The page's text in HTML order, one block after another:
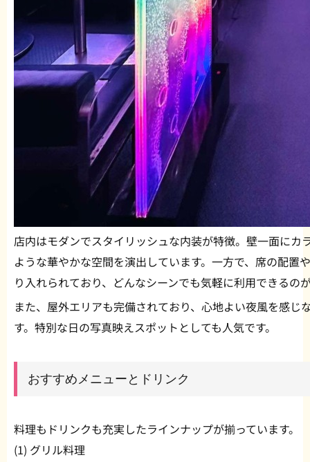
店内はモダンでスタイリッシュな内装が特徴。壁一面に
ような華やかな空間を演出しています。一方で、席の配置
り入れられており、どんなシーンでも気軽に利用できるの
また、屋外エリアも完備されており、心地よい夜風を感
す。特別な日の写真映えスポットとしても人気です。
おすすめメニューとドリンク
料理もドリンクも充実したラインナップが揃っています。
(1) グリル料理